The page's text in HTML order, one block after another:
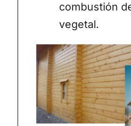
combustión
vegetal.